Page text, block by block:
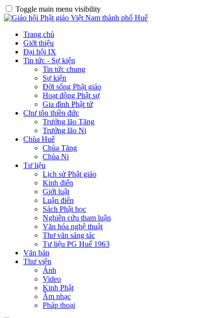
Toggle main menu visibility
Trang chủ
Giới thiệu
Đại hội IX
Tin tức - Sự kiện
Tin tức chung
Sự kiện
Đời sống Phật giáo
Hoạt động Phật sự
Gia đình Phật tử
Chư tôn thiền đức
Trưởng lão Tăng
Trưởng lão Ni
Chùa Huế
Chùa Tăng
Chùa Ni
Tư liệu
Lịch sử Phật giáo
Kinh điển
Giới luật
Luận điển
Sách Phật học
Nghiên cứu tham luận
Văn hóa nghệ thuật
Thơ văn sáng tác
Tư liệu PG Huế 1963
Văn bản
Thư viện
Ảnh
Video
Kinh Phật
Âm nhạc
Pháp thoại